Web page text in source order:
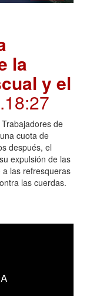
la
y el
.18:27
de
cuota de
después, el
expulsión de las
las refresqueras
las cuerdas.